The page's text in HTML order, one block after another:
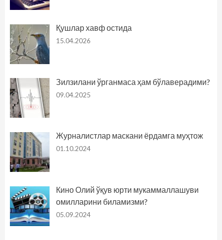
Қушлар хавф остида
15.04.2026
Зилзилани ўрганмаса ҳам бўлаверадими?
09.04.2025
Журналистлар маскани ёрдамга муҳтож
01.10.2024
Кино Олий ўқув юрти мукаммаллашуви
омилларини биламизми?
05.09.2024